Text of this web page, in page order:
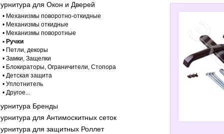
для Окон и Дверей
• Механизмы поворотно-откидные
• Механизмы откидные
• Механизмы поворотные
• Ручки
• Петли, декоры
• Замки, Защелки
• Блокираторы, Ограничители, Стопора
• Детская защита
• Уплотнитель
• Другое...
Бренды
для Антимоскитных сеток
для защитных Роллет